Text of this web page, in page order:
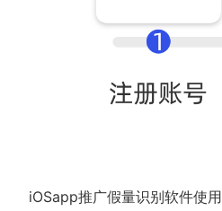
iOSapp推广假量识别软件使用